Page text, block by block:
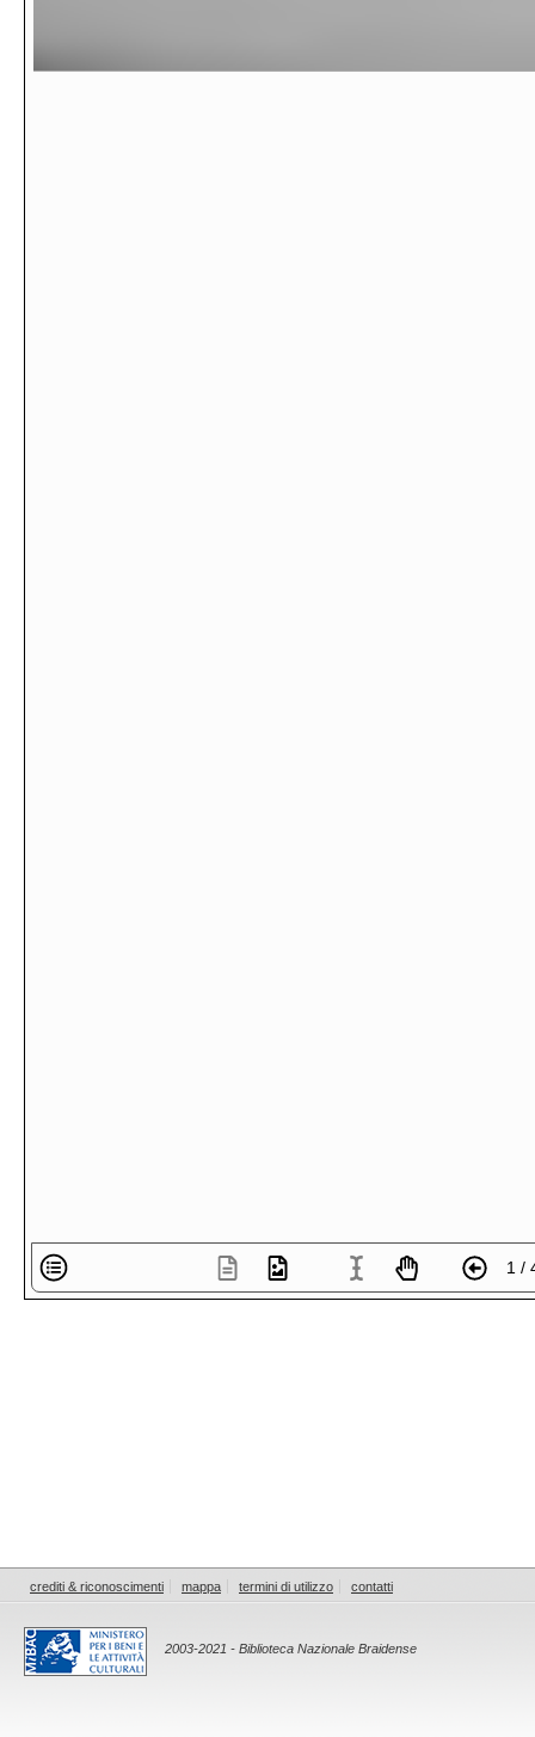
1 /
crediti & riconoscimenti mappa termini di utilizzo contatti
2003-2021 - Biblioteca Nazionale Braidense